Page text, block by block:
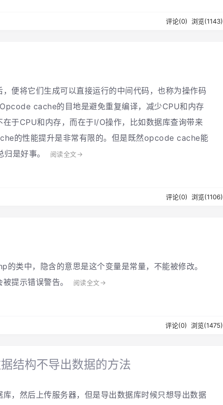
评论(0) 浏览(1143)
便将它们生成可以直接运行的中间代码，也称为操作码
cache的目地是避免重复编译，减少CPU和内存
于CPU和内存，而在于I/O操作，比如数据库查询带来
的性能提升是非常有限的。但是既然opcode cache能
是好事。
阅读全文→
评论(0) 浏览(1106)
类中，隐含的意思是这个变量是常量，不能被修改。
提示错误警告。
阅读全文→
评论(0) 浏览(1475)
结构不导出数据的方法
，然后上传服务器，但是导出数据库时候只想导出数据